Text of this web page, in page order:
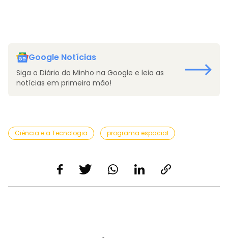
Google Notícias
Siga o Diário do Minho na Google e leia as
notícias em primeira mão!
Ciência e a Tecnologia programa espacial